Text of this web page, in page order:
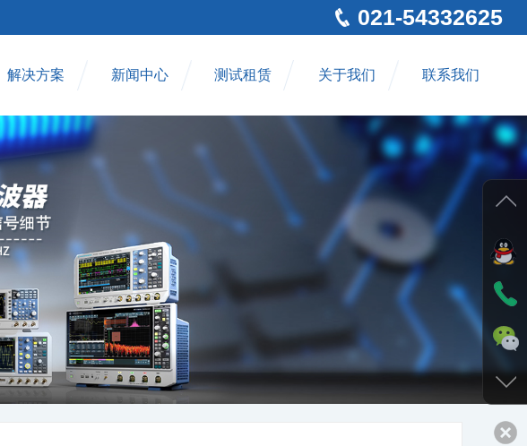
021-54332625
解决方案 新闻中心 测试租赁 关于我们 联系我们